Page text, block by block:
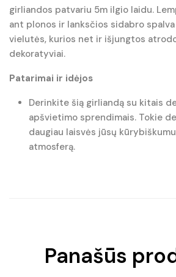
girliandos patvariu 5m ilgio laidu.
ant plonos ir lanksčios sidabro
vielutės, kurios net ir išjungtos
dekoratyviai.
Patarimai ir idėjos
Derinkite šią girliandą su kitais
apšvietimo sprendimais. Tokie
daugiau laisvės jūsų
atmosferą.
Panašūs